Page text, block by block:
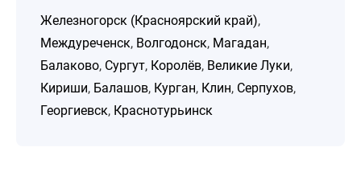
Железногорск (Красноярский край),
Междуреченск, Волгодонск, Магадан,
Балаково, Сургут, Королёв, Великие Луки,
Кириши, Балашов, Курган, Клин, Серпухов,
Георгиевск, Краснотурьинск